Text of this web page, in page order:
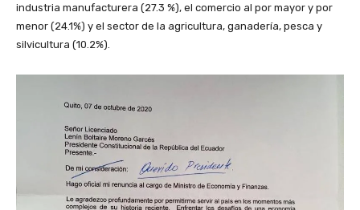
industria manufacturera (27.3 %), el comercio al por mayor y por
menor (24.1%) y el sector de la agricultura, ganadería, pesca y
silvicultura (10.2%).